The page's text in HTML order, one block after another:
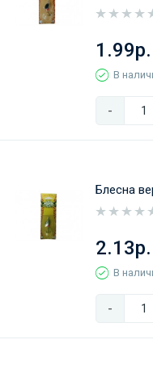
1.99р.
В
-
Блесна
2.13р.
В
-